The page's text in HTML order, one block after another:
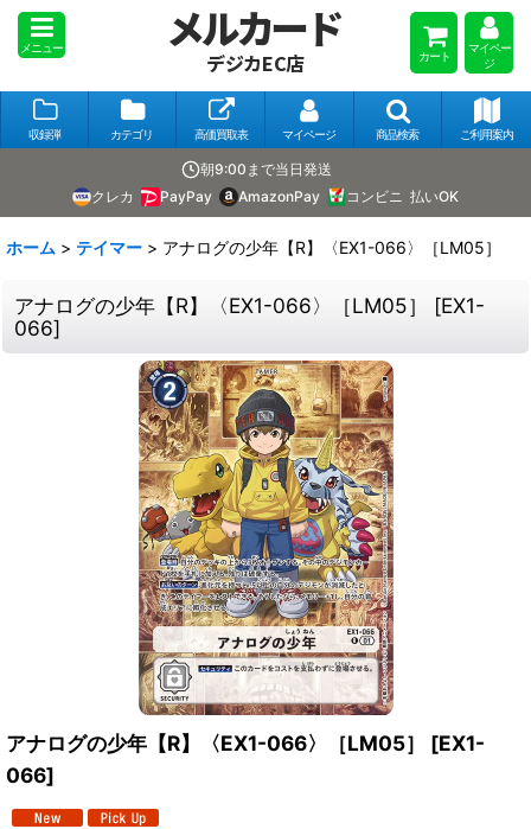
メニュー メルカード
デジカEC店 カート
マイペー
ジ
収録弾 カテゴリ 高価買取表 マイページ 商品検索 ご利用案内
朝9:00まで当日発送
クレカ
PayPay AmazonPay コンビニ 払いOK
ホーム > テイマー > アナログの少年【R】〈EX1-066〉［LM05］
アナログの少年【R】〈EX1-066〉［LM05］ [EX1-
066]
アナログの少年【R】〈EX1-066〉［LM05］ [EX1-
066]